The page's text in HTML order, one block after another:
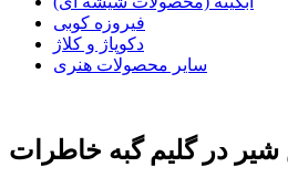
فیروزه کوبی
دکوپاژ و کلاژ
سایر محصولات هنری
در گلیم گبه خاطرات